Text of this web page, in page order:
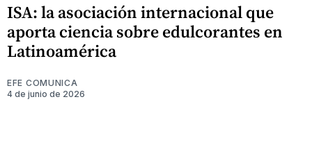
ISA: la asociación internacional que
aporta ciencia sobre edulcorantes en
Latinoamérica
EFE COMUNICA
4 de junio de 2026